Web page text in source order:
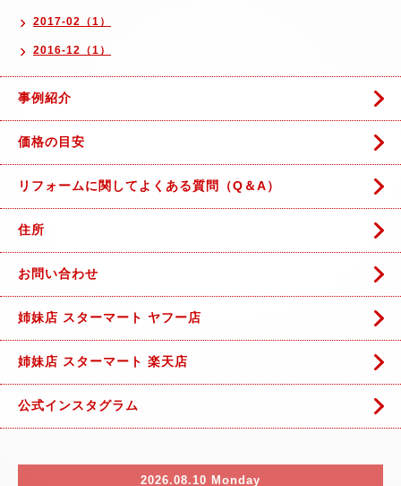
2017-02（1）
2016-12（1）
事例紹介
価格の目安
リフォームに関してよくある質問（Q＆A）
住所
お問い合わせ
姉妹店 スターマート ヤフー店
姉妹店 スターマート 楽天店
公式インスタグラム
2026.08.10 Monday